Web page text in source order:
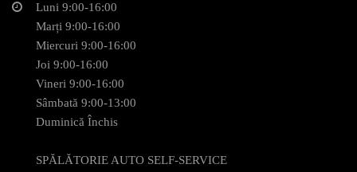
Luni 9:00-16:00
Marți 9:00-16:00
Miercuri 9:00-16:00
Joi 9:00-16:00
Vineri 9:00-16:00
Sâmbată 9:00-13:00
Duminică Închis
SPĂLĂTORIE AUTO SELF-SERVICE